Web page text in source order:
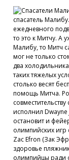
спасатель
ежедневного
то это к Митчу. А
Малибу, то Митч
мог не только
два
таких тяжелых
столько весят
помощь Митча.
исполнил
остановит и
олимпийских игр
Zac Efron (Зак
здоровье
олимпийцы ради